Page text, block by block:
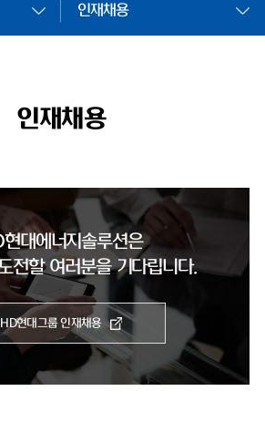
인재채용
인재채용
현대에너지솔루션은
전할 여러분을 기다립니다.
HD현대그룹 인재채용